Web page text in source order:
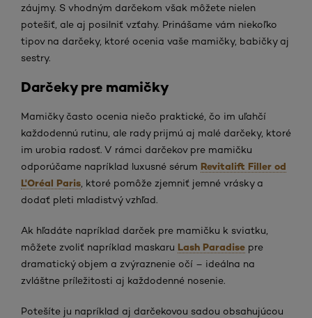
záujmy. S vhodným darčekom však môžete nielen
potešiť, ale aj posilniť vzťahy. Prinášame vám niekoľko
tipov na darčeky, ktoré ocenia vaše mamičky, babičky aj
sestry.
Darčeky pre mamičky
Mamičky často ocenia niečo praktické, čo im uľahčí
každodennú rutinu, ale rady prijmú aj malé darčeky, ktoré
im urobia radosť. V rámci darčekov pre mamičku
odporúčame napríklad luxusné sérum Revitalift Filler od
L'Oréal Paris , ktoré pomôže zjemniť jemné vrásky a
dodať pleti mladistvý vzhľad.
Ak hľadáte napríklad darček pre mamičku k sviatku,
môžete zvoliť napríklad maskaru Lash Paradise pre
dramatický objem a zvýraznenie očí – ideálna na
zvláštne príležitosti aj každodenné nosenie.
Potešíte ju napríklad aj darčekovou sadou obsahujúcou